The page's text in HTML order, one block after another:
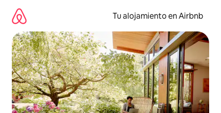
contenido
Tu alojamiento en Airbnb